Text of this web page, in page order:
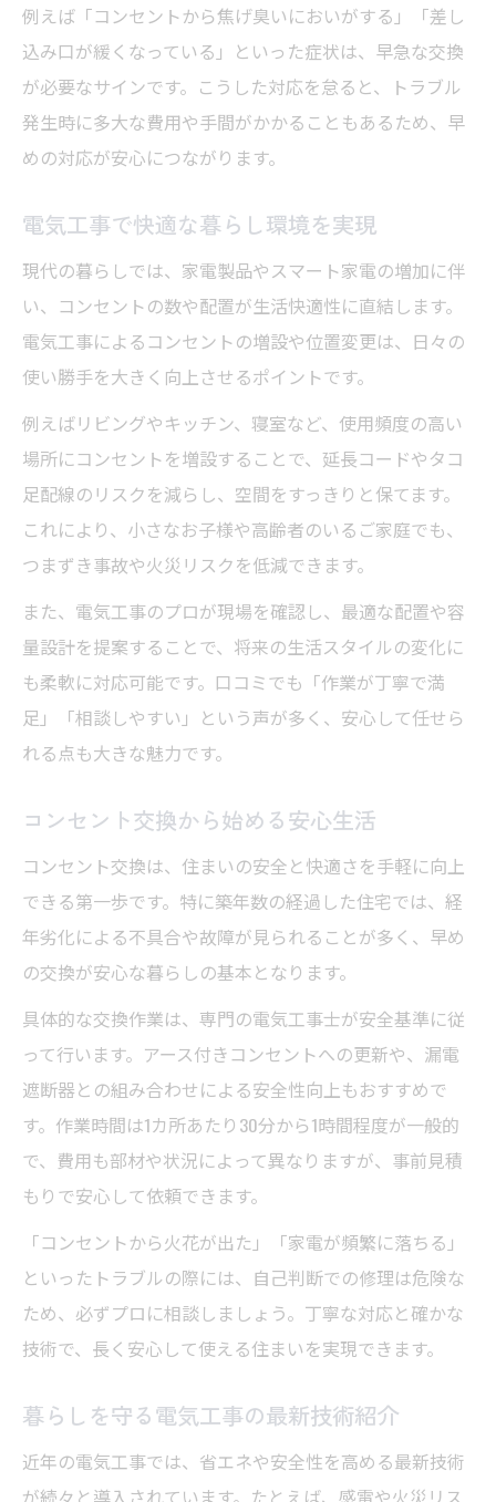
電気工事で実現する配線の最適化
配線見直しが生むコンセント交換の効果
暮らしを変える電気工事の配線ポイント
最適な配線で実現する快適生活の秘訣
安全性アップを目指すならコンセント交換を
電気工事による安全なコンセント交換の方
法
感電防止に役立つ電気工事のポイント
電気工事で防ぐトラブルとその対応策
安全基準に合ったコンセント交換の重要性
電気工事で実現する安心な家庭環境
アース付き対応で守る家族の安心空間
電気工事で実現するアース付き対策の効果
アース付きコンセント交換の安全メリット
家電を守る電気工事の基礎知識を解説
電気工事で叶える家族の安心な住まい
例えば「コンセントから焦げ臭いにおいがする」「差し
込み口が緩くなっている」といった症状は、早急な交換
が必要なサインです。こうした対応を怠ると、トラブル
発生時に多大な費用や手間がかかることもあるため、早
めの対応が安心につながります。
電気工事で快適な暮らし環境を実現
現代の暮らしでは、家電製品やスマート家電の増加に伴
い、コンセントの数や配置が生活快適性に直結します。
電気工事によるコンセントの増設や位置変更は、日々の
使い勝手を大きく向上させるポイントです。
例えばリビングやキッチン、寝室など、使用頻度の高い
場所にコンセントを増設することで、延長コードやタコ
足配線のリスクを減らし、空間をすっきりと保てます。
これにより、小さなお子様や高齢者のいるご家庭でも、
つまずき事故や火災リスクを低減できます。
また、電気工事のプロが現場を確認し、最適な配置や容
量設計を提案することで、将来の生活スタイルの変化に
も柔軟に対応可能です。口コミでも「作業が丁寧で満
足」「相談しやすい」という声が多く、安心して任せら
れる点も大きな魅力です。
コンセント交換から始める安心生活
コンセント交換は、住まいの安全と快適さを手軽に向上
できる第一歩です。特に築年数の経過した住宅では、経
年劣化による不具合や故障が見られることが多く、早め
の交換が安心な暮らしの基本となります。
具体的な交換作業は、専門の電気工事士が安全基準に従
って行います。アース付きコンセントへの更新や、漏電
遮断器との組み合わせによる安全性向上もおすすめで
す。作業時間は1カ所あたり30分から1時間程度が一般的
で、費用も部材や状況によって異なりますが、事前見積
もりで安心して依頼できます。
「コンセントから火花が出た」「家電が頻繁に落ちる」
といったトラブルの際には、自己判断での修理は危険な
ため、必ずプロに相談しましょう。丁寧な対応と確かな
技術で、長く安心して使える住まいを実現できます。
暮らしを守る電気工事の最新技術紹介
近年の電気工事では、省エネや安全性を高める最新技術
が続々と導入されています。たとえば、感電や火災リス